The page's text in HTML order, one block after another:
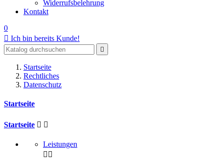
Widerrufsbelehrung
Kontakt
0
 Ich bin bereits Kunde!

Startseite
Rechtliches
Datenschutz
Startseite
Startseite  
Leistungen
 